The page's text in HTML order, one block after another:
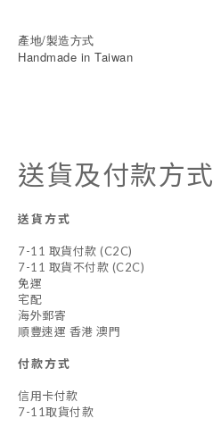
產地/製造方式
Handmade in Taiwan
送貨及付款方式
送貨方式
7-11 取貨付款 (C2C)
7-11 取貨不付款 (C2C)
免運
宅配
海外郵寄
順豐速運 香港 澳門
付款方式
信用卡付款
7-11取貨付款